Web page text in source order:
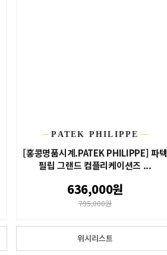
PATEK PHILIPPE
[홍콩명품시계.PATEK PHILIPPE] 파텍
필립 그랜드 컴플리케이션즈 ...
636,000원
795,000원
위시리스트